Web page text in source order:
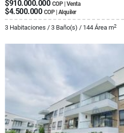
$910.000.000 COP | Venta
$4.500.000 COP | Alquiler
3 Habitaciones / 3 Baño(s) / 144 Área m2